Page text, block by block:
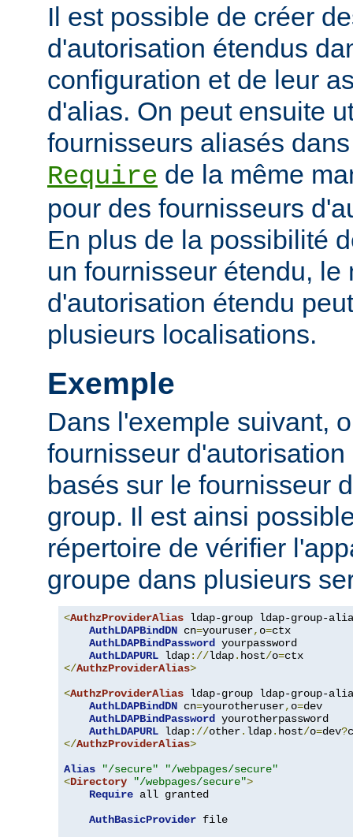
Il est possible de créer
d'autorisation étendus
configuration et de leur
d'alias. On peut ensuite
fournisseurs aliasés
Require de la même
pour des fournisseurs
En plus de la possibilité
un fournisseur étendu, le
d'autorisation étendu
plusieurs localisations.
Exemple
Dans l'exemple suivant,
fournisseur
basés sur le fournisseur
group. Il est ainsi
répertoire de vérifier
groupe dans plusieurs
<AuthzProviderAlias ldap-group ldap-group-
AuthLDAPBindDN cn=youruser, o=ctx
AuthLDAPBindPassword
yourpassword
AuthLDAPURL ldap://ldap. host/o=
</AuthzProviderAlias>
<AuthzProviderAlias ldap-group ldap-group-
AuthLDAPBindDN cn=yourotheruser, o=dev
AuthLDAPBindPassword
yourotherpassword
AuthLDAPURL ldap://other. ldap. host/o=dev?
</AuthzProviderAlias>
Alias
"/secure"
"/webpages/secure"
<Directory "/webpages/secure">
Require all granted
AuthBasicProvider file